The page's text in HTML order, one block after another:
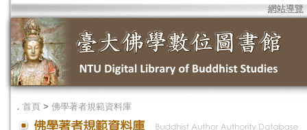
網站導覽
． 首頁 > 佛學著者規範資料庫